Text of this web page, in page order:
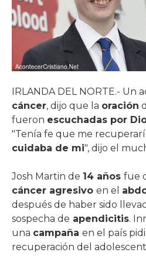
IRLANDA DEL NORTE.- Un
cáncer, dijo que la oración
fueron escuchadas por
"Tenía fe que me
cuidaba de mi", dijo el
Josh Martin de 14 años fue
cáncer agresivo en el
después de haber sido
sospecha de apendicitis.
una campaña en el país
recuperación del